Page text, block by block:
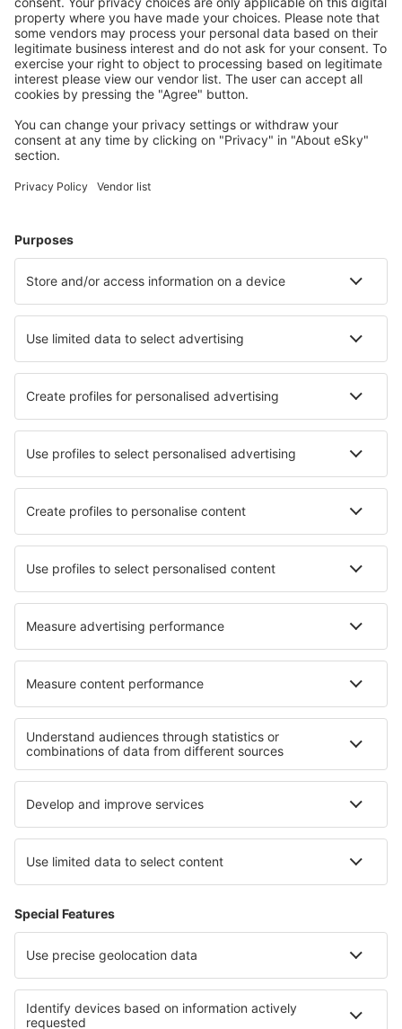
Prețuri atractive și oferte speciale pentru utilizatorii
conectați.
Cazarea preferată
Alege din peste 1,3 mil. de opţiuni: hoteluri, cabane,
Cele mai căutate hoteluri de către utilizatorii eSky
Hoteluri în Rethimnon
Hoteluri în Atena Hoteluri în Paros Hoteluri în Salonic
Hoteluri în Firostefan Hoteluri în Syros
Hoteluri în Nikiana Hoteluri în Fourka
Cele mai bune hoteluri - orașe
Hoteluri în Braintree Hoteluri în Ciftlik
Hoteluri în Invercargill Hoteluri în Villejuif
Hoteluri în Viens Hoteluri în Tachov
Cele mai bune hoteluri - regiuni
Hoteluri in Insulele Ciclade Hoteluri in Euboea
Hoteluri in Karpathos Hoteluri in Peninsula Peloponeza
Hoteluri în Itaca Hoteluri în Gold Coast
Hoteluri in Costa Calida Hoteluri in Porta del Sol